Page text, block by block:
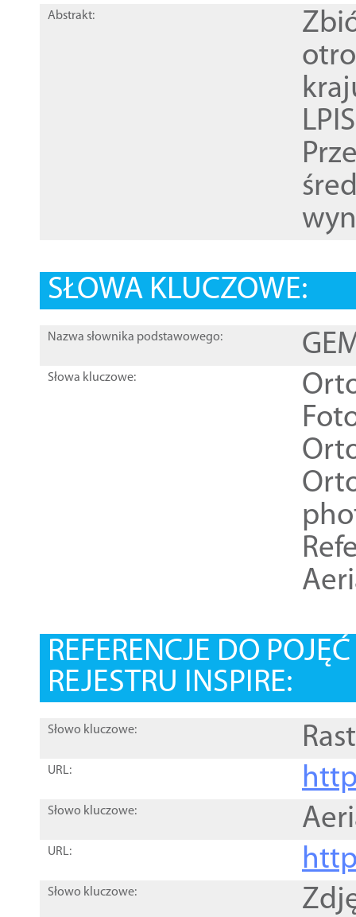
Abstrakt:
SŁOWA KLUCZOWE:
Nazwa słownika podstawowego:
Słowa kluczowe:
REFERENCJE DO
REJESTRU INSPIRE:
Słowo kluczowe:
URL:
Słowo kluczowe:
URL:
Słowo kluczowe: